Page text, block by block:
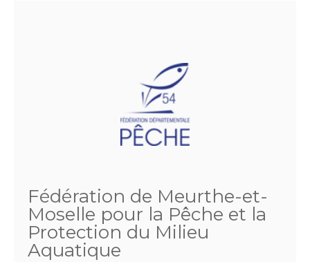
Fédération de Meurthe-et-
Moselle pour la Pêche et la
Protection du Milieu
Aquatique